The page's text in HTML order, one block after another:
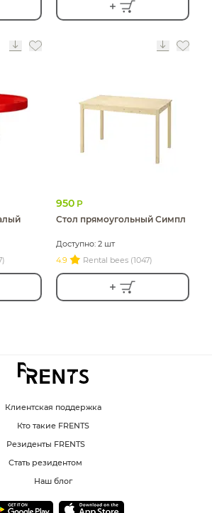
950 Р
Стол прямоугольный Симпл
Доступно: 2 шт
4.9
Rental bees (1047)
Клиентская поддержка
Кто такие FRENTS
Резиденты FRENTS
Стать резидентом
Наш блог